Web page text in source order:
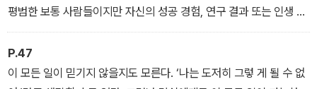
평범한 보통 사람들이지만 자신의 성공 경험, 연구 결과 또는 인생 이
야기를 바탕으로 다른 사람들에게 적절한 조언을 한다. 이들은 좋은
부모가 되는 법, 사업을 시작하는 법, 직장에서 성공하는 법, 더 열정
적으로 사는 법 등 다양한 주제에 대해 실천적인 조언을 해준다. 이들
P.47
이 모든 일이 믿기지 않을지도 모른다. ‘나는 도저히 그렇 게 될 수 없